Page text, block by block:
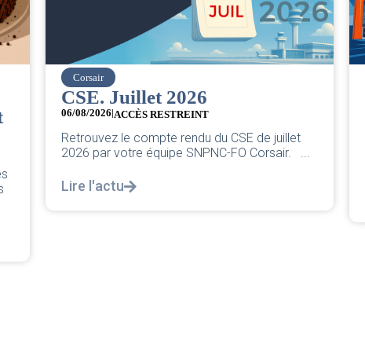
easyJet
Grève chez easyJet
05/08/2026
Chers collègues, La direction vient de sortir sa
classique pleurnicherie corporate. On va la
décortiquer...